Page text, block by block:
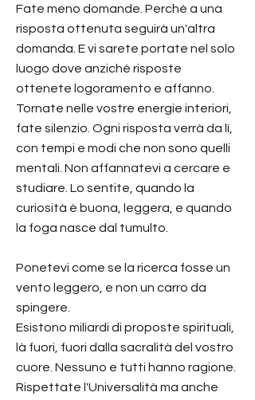
Fate meno domande. Perché a una
risposta ottenuta seguirà un'altra
domanda. E vi sarete portate nel solo
luogo dove anziché risposte
ottenete logoramento e affanno.
Tornate nelle vostre energie interiori,
fate silenzio. Ogni risposta verrà da lì,
con tempi e modi che non sono quelli
mentali. Non affannatevi a cercare e
studiare. Lo sentite, quando la
curiosità è buona, leggera, e quando
la foga nasce dal tumulto.
Ponetevi come se la ricerca fosse un
vento leggero, e non un carro da
spingere.
Esistono miliardi di proposte spirituali,
là fuori, fuori dalla sacralità del vostro
cuore. Nessuno e tutti hanno ragione.
Rispettate l'Universalità ma anche